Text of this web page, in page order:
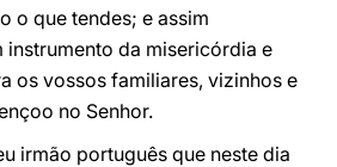
o que tendes; e assim
instrumento da misericórdia e
os vossos familiares, vizinhos e
no Senhor.
irmão português que neste dia